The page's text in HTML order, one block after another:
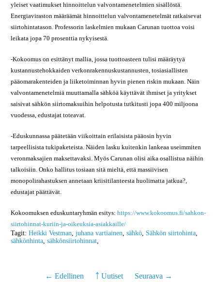
yleiset vaatimukset hinnoittelun valvontamenetelmien sisällöstä.
Energiaviraston määräämät hinnoittelun valvontamenetelmät ratkaisevat
siirtohintatason. Professorin laskelmien mukaan Carunan tuottoa voisi
leikata jopa 70 prosenttia nykyisestä.
-Kokoomus on esittänyt mallia, jossa tuottoasteen tulisi määräytyä
kustannustehokkaiden verkonrakennuskustannusten, tosiasiallisten
pääomarakenteiden ja liiketoiminnan hyvin pienen riskin mukaan. Näin
valvontamenetelmiä muuttamalla sähköä käyttävät ihmiset ja yritykset
saisivat sähkön siirtomaksuihin helpotusta tutkitusti jopa 400 miljoona
vuodessa, edustajat toteavat.
-Eduskunnassa päätetään viikoittain erilaisista pääosin hyvin
tarpeellisista tukipaketeista. Näiden lasku kuitenkin lankeaa useimmiten
veronmaksajien maksettavaksi. Myös Carunan olisi aika osallistua näihin
talkoisiin. Onko hallitus tosiaan sitä mieltä, että massiivisen
monopolirahastuksen annetaan kriisitilanteesta huolimatta jatkua?,
edustajat päättävät.
Kokoomuksen eduskuntaryhmän esitys:https://www.kokoomus.fi/sahkon-
siirtohinnat-kuriin-ja-oikeuksia-asiakkaille/
Tagit:Heikki Vestman ,juhana vartiainen ,sähkö Sähkön siirtohinta
sähkönhinta ,sähkönsiirtohinnat
← Edellinen ￪ Uutiset Seuraava →